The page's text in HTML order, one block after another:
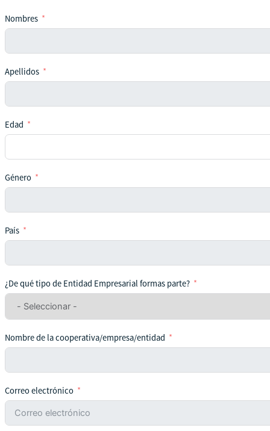
Nombres
Apellidos
Edad
Género
País
¿De qué tipo de Entidad Empresarial formas parte?
Nombre de la cooperativa/empresa/entidad
Correo electrónico